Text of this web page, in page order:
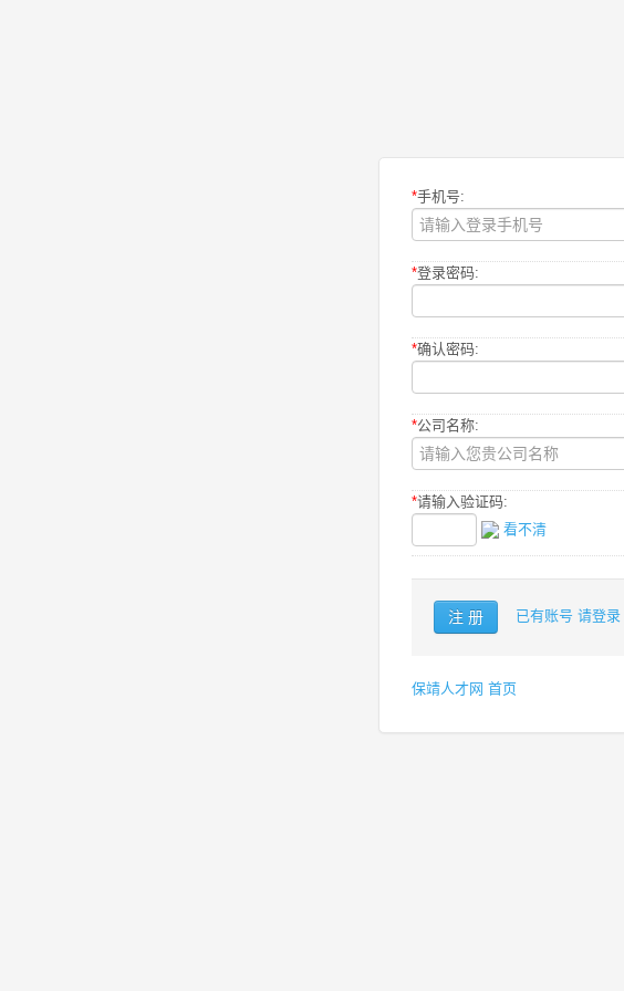
*手机号:
*登录密码:
*确认密码:
*公司名称:
*请输入验证码:
看不清
已有账号 请登录
保靖人才网 首页